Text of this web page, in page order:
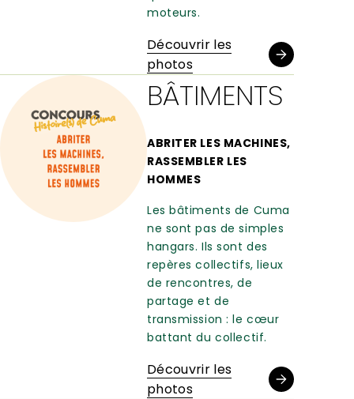
moteurs.
Découvrir les
photos
BÂTIMENTS
ABRITER LES MACHINES,
RASSEMBLER LES
HOMMES
Les bâtiments de Cuma
ne sont pas de simples
hangars. Ils sont des
repères collectifs, lieux
de rencontres, de
partage et de
transmission : le cœur
battant du collectif.
Découvrir les
photos